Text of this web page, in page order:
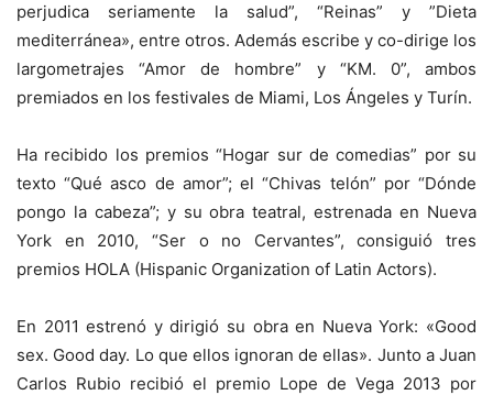
perjudica seriamente la salud”, “Reinas” y ”Dieta
mediterránea», entre otros. Además escribe y co-dirige los
largometrajes “Amor de hombre” y “KM. 0”, ambos
premiados en los festivales de Miami, Los Ángeles y Turín.
Ha recibido los premios “Hogar sur de comedias” por su
texto “Qué asco de amor”; el “Chivas telón” por “Dónde
pongo la cabeza”; y su obra teatral, estrenada en Nueva
York en 2010, “Ser o no Cervantes”, consiguió tres
premios HOLA (Hispanic Organization of Latin Actors).
En 2011 estrenó y dirigió su obra en Nueva York: «Good
sex. Good day. Lo que ellos ignoran de ellas». Junto a Juan
Carlos Rubio recibió el premio Lope de Vega 2013 por